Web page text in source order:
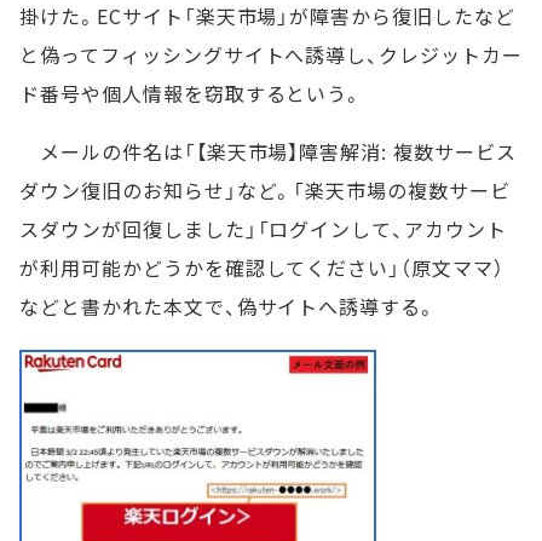
掛けた。ECサイト「楽天市場」が障害から復旧したなど
と偽ってフィッシングサイトへ誘導し、クレジットカー
ド番号や個人情報を窃取するという。
メールの件名は「【楽天市場】障害解消: 複数サービス
ダウン復旧のお知らせ」など。「楽天市場の複数サービ
スダウンが回復しました」「ログインして、アカウント
が利用可能かどうかを確認してください」（原文ママ）
などと書かれた本文で、偽サイトへ誘導する。